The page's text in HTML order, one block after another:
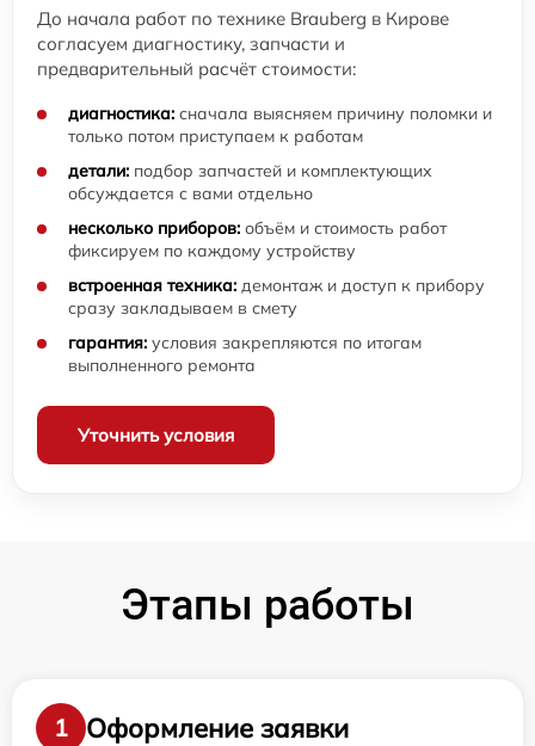
До начала работ по технике Brauberg в Кирове
согласуем диагностику, запчасти и
предварительный расчёт стоимости:
диагностика: сначала выясняем причину поломки и
только потом приступаем к работам
детали: подбор запчастей и комплектующих
обсуждается с вами отдельно
несколько приборов: объём и стоимость работ
фиксируем по каждому устройству
встроенная техника: демонтаж и доступ к прибору
сразу закладываем в смету
гарантия: условия закрепляются по итогам
выполненного ремонта
Уточнить условия
Этапы работы
1
Оформление заявки